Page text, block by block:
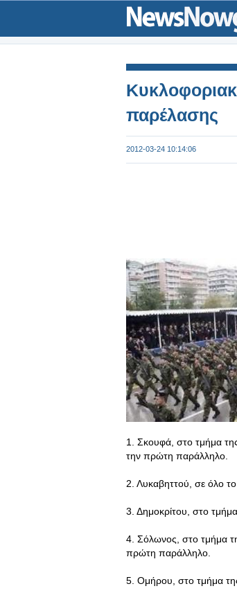
παρέλασης
2012-03-24 10:14:06
1. Σκουφά, στο τμήμα
την πρώτη παράλληλο.
2. Λυκαβηττού, σε όλο το
3. Δημοκρίτου, στο
4. Σόλωνος, στο τμήμα
πρώτη παράλληλο.
5. Ομήρου, στο τμήμα